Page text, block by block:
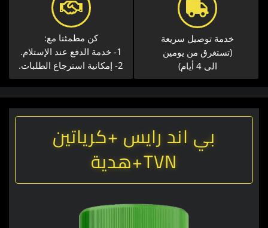
خدمة توصيل سريعة​
(تستغرق من يومين
الى 4 أيام)
كن مطمئنا مع:
1- خدمة الدفع عند الإستلام.
2- إمكانية استرجاع الطلبات.
بي اند رايس +كرياتين
TVN+هدية